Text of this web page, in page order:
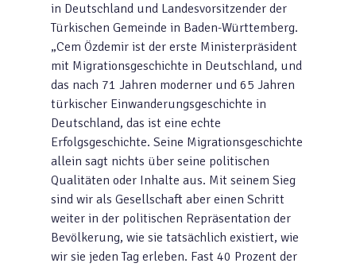
in Deutschland und Landesvorsitzender der
Türkischen Gemeinde in Baden-Württemberg.
„Cem Özdemir ist der erste Ministerpräsident
mit Migrationsgeschichte in Deutschland, und
das nach 71 Jahren moderner und 65 Jahren
türkischer Einwanderungsgeschichte in
Deutschland, das ist eine echte
Erfolgsgeschichte. Seine Migrationsgeschichte
allein sagt nichts über seine politischen
Qualitäten oder Inhalte aus. Mit seinem Sieg
sind wir als Gesellschaft aber einen Schritt
weiter in der politischen Repräsentation der
Bevölkerung, wie sie tatsächlich existiert, wie
wir sie jeden Tag erleben. Fast 40 Prozent der